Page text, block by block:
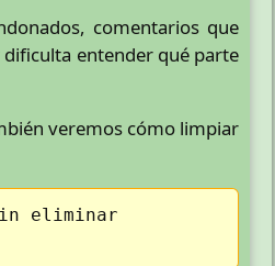
comentarios que
dificulta entender qué parte
veremos cómo limpiar
eliminar